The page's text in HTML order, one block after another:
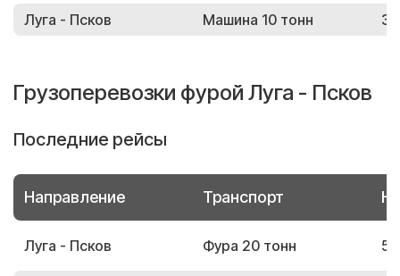
Луга - Псков
Машина 10 тонн
Грузоперевозки фурой Луга - Псков
Последние рейсы
Направление Транспорт
Луга - Псков Фура 20 тонн